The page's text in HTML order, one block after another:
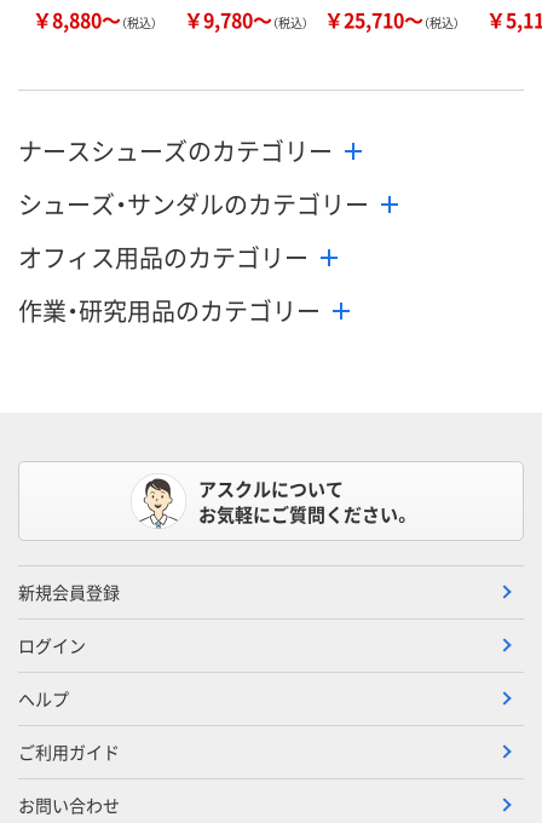
￥8,880～（税込） ￥9,780～（税込） ￥25,710～（税込） ￥
ナースシューズのカテゴリー
シューズ・サンダルのカテゴリー
オフィス用品のカテゴリー
作業・研究用品のカテゴリー
アスクルについて
お気軽にご質問ください。
新規会員登録
ログイン
ヘルプ
ご利用ガイド
お問い合わせ